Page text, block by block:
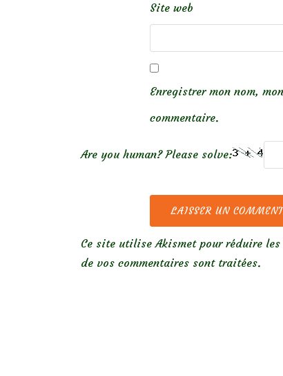
Site web
Enregistrer mon nom,
commentaire.
Are you human? Please solve:
Ce site utilise Akismet pour réduire
de vos commentaires sont traitées.